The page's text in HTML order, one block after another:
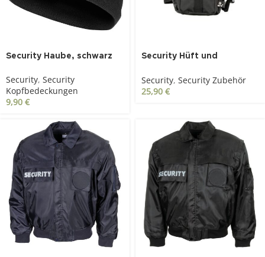
Security Haube, schwarz
Security, Security
Kopfbedeckungen
9,90 €
Security Hüft und
schwarz
Security, Security Zubehör
25,90 €